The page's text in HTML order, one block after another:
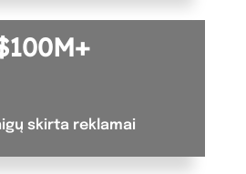
100M+
skirta reklamai